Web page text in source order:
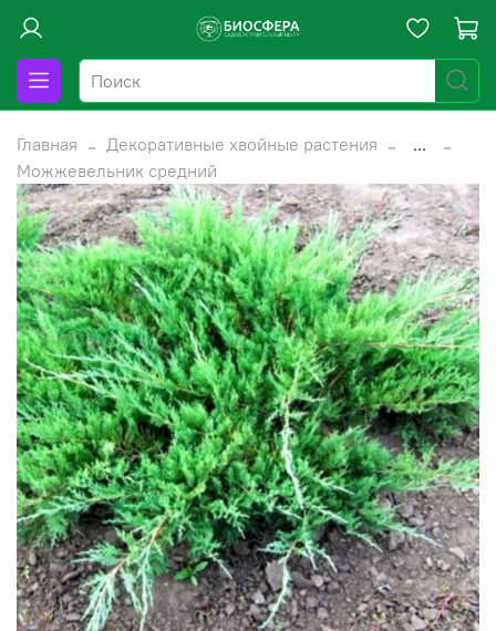
Главная Декоративные хвойные растения
...
Можжевельник средний